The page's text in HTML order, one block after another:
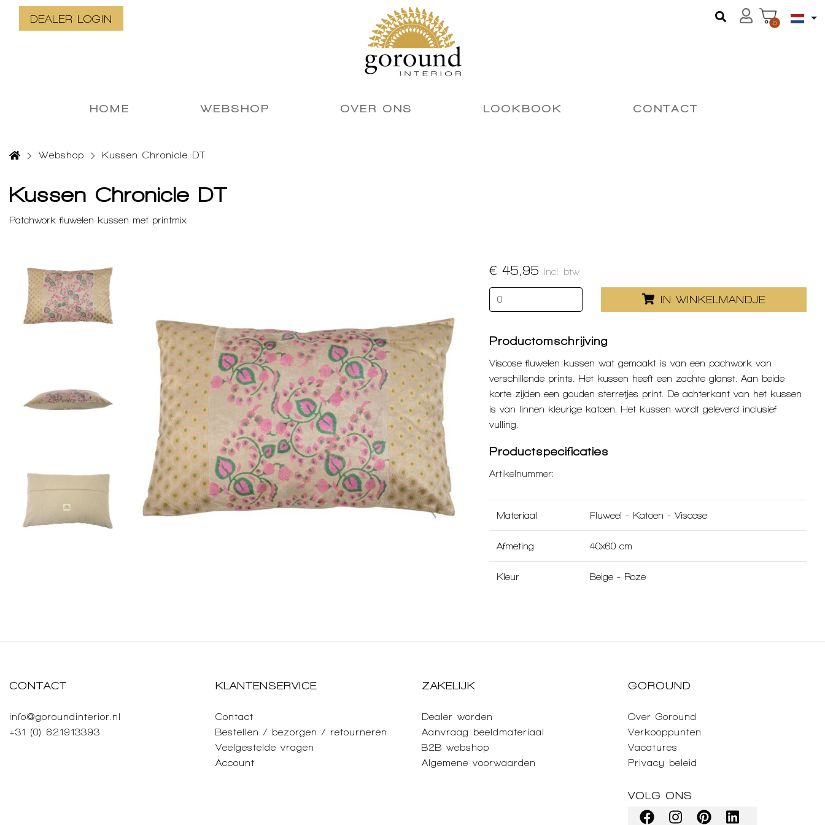
DEALER LOGIN 0
HOME WEBSHOP OVER ONS LOOKBOOK CONTACT
Webshop Kussen Chronicle DT
Kussen Chronicle DT
Patchwork fluwelen kussen met printmix
€ 45,95 incl. btw
IN WINKELMANDJE
Productomschrijving
Viscose fluwelen kussen wat gemaakt is van een pachwork van
verschillende prints. Het kussen heeft een zachte glanst. Aan beide
korte zijden een gouden sterretjes print. De achterkant van het kussen
is van linnen kleurige katoen. Het kussen wordt geleverd inclusief
vulling.
Productspecificaties
Artikelnummer:
Materiaal Fluweel - Katoen - Viscose
Afmeting 40x60 cm
Kleur Beige - Roze
CONTACT
info@goroundinterior.nl
+31 (0) 621913393
KLANTENSERVICE
Contact
Bestellen / bezorgen / retourneren
Veelgestelde vragen
Account
ZAKELIJK
Dealer worden
Aanvraag beeldmateriaal
B2B webshop
Algemene voorwaarden
GOROUND
Over Goround
Verkooppunten
Vacatures
Privacy beleid
VOLG ONS